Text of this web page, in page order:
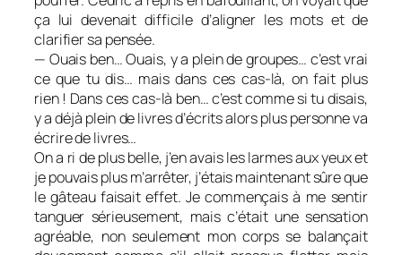
ça lui devenait difficile d’aligner les mots et de
clarifier sa pensée.
— Ouais ben… Ouais, y a plein de groupes… c’est vrai
ce que tu dis… mais dans ces cas-là, on fait plus
rien ! Dans ces cas-là ben… c’est comme si tu disais,
y a déjà plein de livres d’écrits alors plus personne va
écrire de livres…
On a ri de plus belle, j’en avais les larmes aux yeux et
je pouvais plus m’arrêter, j’étais maintenant sûre que
le gâteau faisait effet. Je commençais à me sentir
tanguer sérieusement, mais c’était une sensation
agréable, non seulement mon corps se balançait